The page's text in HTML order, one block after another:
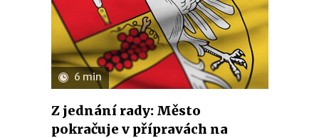
6 min
Z jednání rady: Město
pokračuje v přípravách na